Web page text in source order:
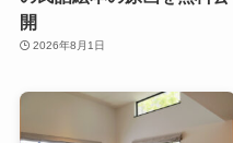
開
2026年8月1日